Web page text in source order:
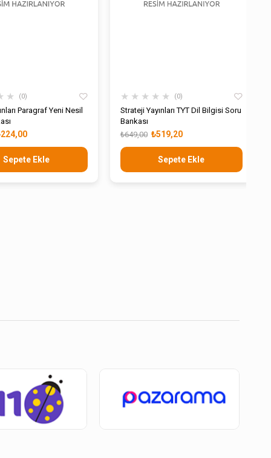
★ 0
Paragraf Yeni Nesil
Sepete Ekle
★ ★ ★ ★ ★ 0
Strateji Yayınları TYT Dil Bilgisi Soru
Bankası
₺519,20
₺649,00
Sepete Ekle